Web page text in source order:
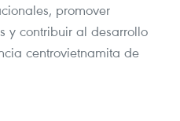
promover
y contribuir al desarrollo
centrovietnamita de